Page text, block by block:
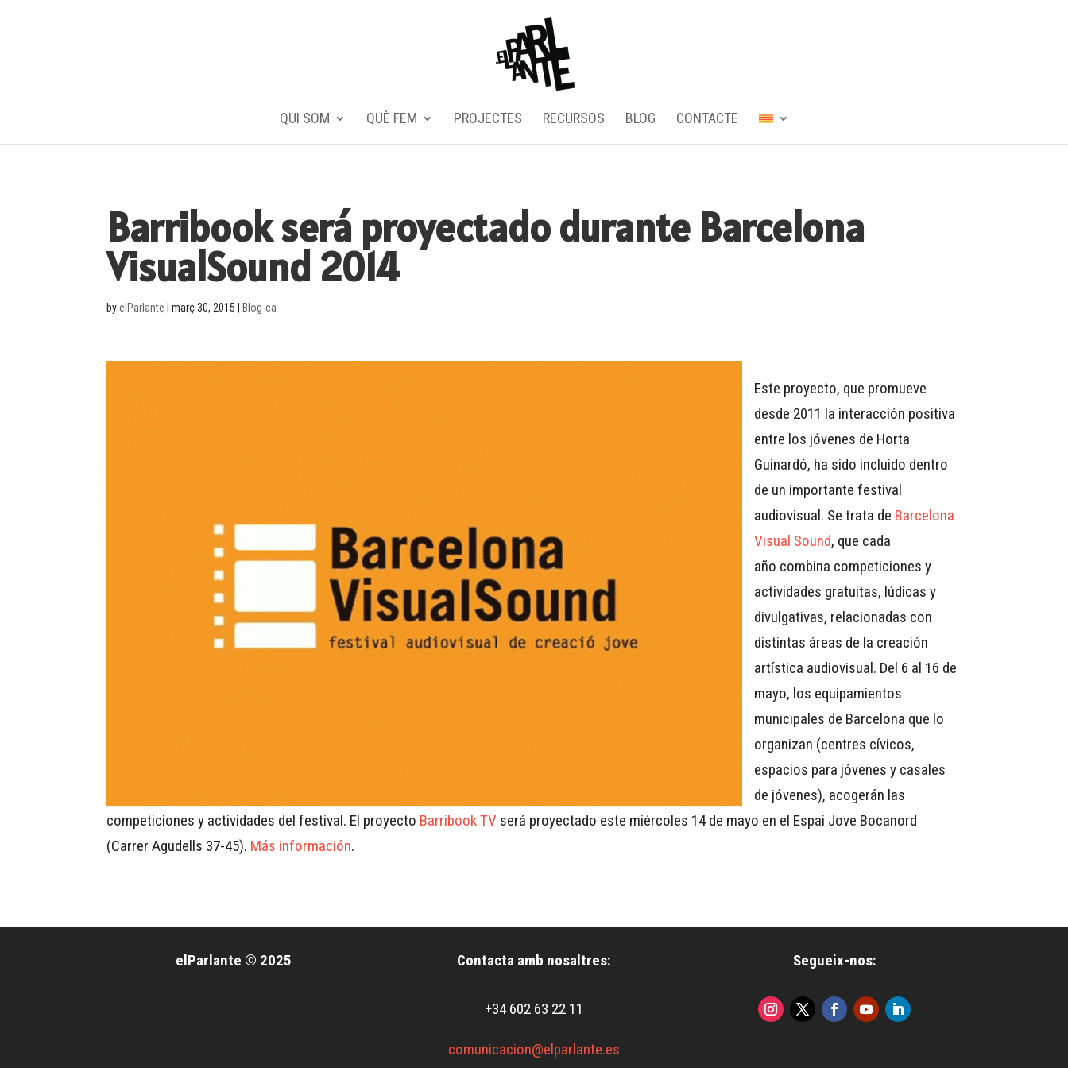
QUI SOM QUÈ FEM PROJECTES RECURSOS BLOG CONTACTE
Barribook será proyectado durante Barcelona
VisualSound 2014
byelParlante |març 30, 2015 Blog-ca
Este proyecto, que promueve
desde 2011 la interacción positiva
entre los jóvenes de Horta
Guinardó, ha sido incluido dentro
de un importante festival
audiovisual. Se trata de Barcelona
Visual Sound, que cada
año combina competiciones y
actividades gratuitas, lúdicas y
divulgativas, relacionadas con
distintas áreas de la creación
artística audiovisual. Del 6 al 16 de
mayo, los equipamientos
municipales de Barcelona que lo
organizan (centres cívicos,
espacios para jóvenes y casales
de jóvenes), acogerán las
competiciones y actividades del festival. El proyecto Barribook TV será proyectado este miércoles 14 de mayo en el Espai Jove Bocanord
(Carrer Agudells 37-45). Más información.
elParlante © 2025 Contacta amb nosaltres:
+34 602 63 22 11
comunicacion@elparlante.es
Segueix-nos: